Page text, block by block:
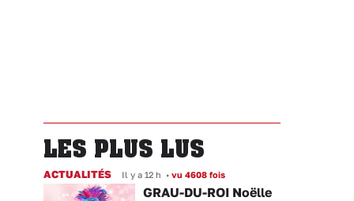
LES PLUS LUS
ACTUALITÉS Il y a 12 h • vu 4608 fois
GRAU-DU-ROI Noëlle